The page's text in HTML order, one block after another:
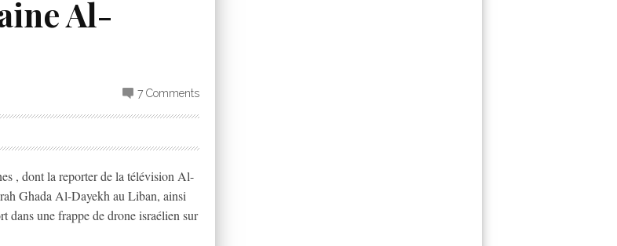
Al-
7 Comments
, dont la reporter de la télévision Al-
Ghada Al-Dayekh au Liban, ainsi
dans une frappe de drone israélien sur